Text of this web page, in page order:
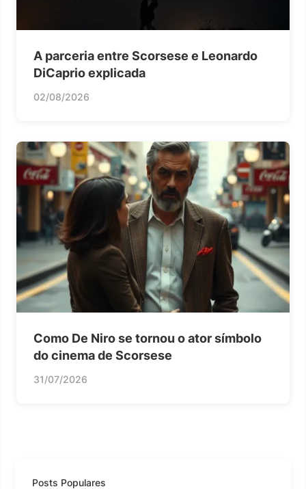
A parceria entre Scorsese e Leonardo
DiCaprio explicada
02/08/2026
Como De Niro se tornou o ator símbolo
do cinema de Scorsese
31/07/2026
Posts Populares